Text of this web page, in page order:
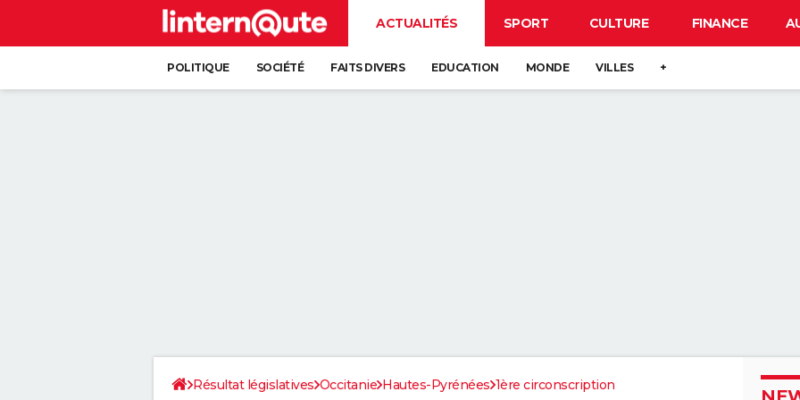
ACTUALITÉS SPORT CULTURE FINANCE
POLITIQUE SOCIÉTÉ FAITS DIVERS EDUCATION MONDE VILLES +
Résultat législatives Occitanie Hautes-Pyrénées 1ère circonscription